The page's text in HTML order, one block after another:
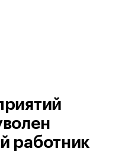
работник